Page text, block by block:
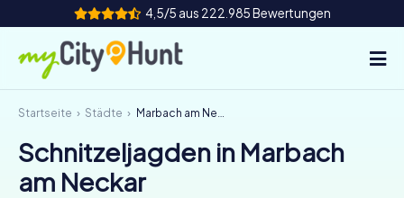
4,5/5 aus 222.985 Bewertungen
So funktioniert's
Städte
Startseite Städte Marbach am Neckar
Schnitzeljagden in Marbach
am Neckar